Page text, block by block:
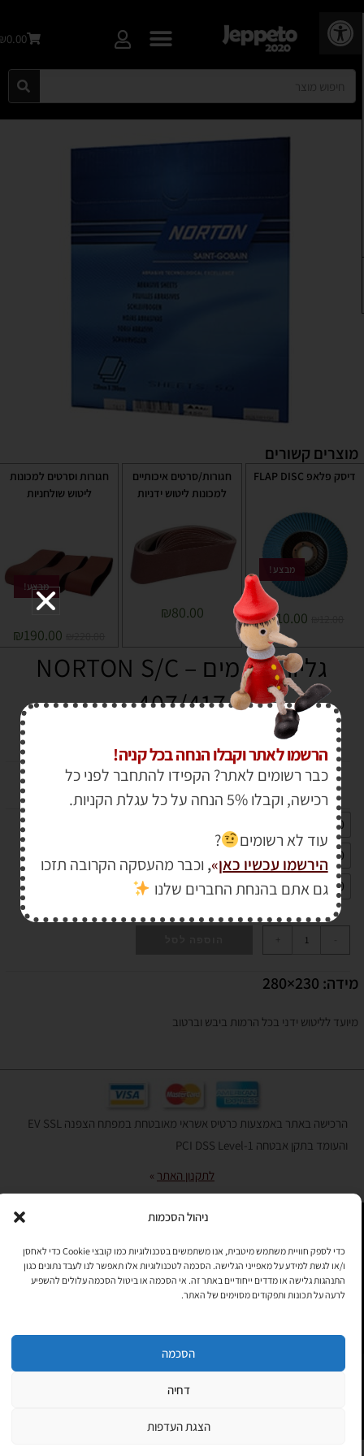
פתח סרגל נגישות
ניהול הסכמות
כדי לספק חוויית משתמש מיטבית, אנו משתמשים בטכנולוגיות כמו קובצי Cookie כדי לאחסן
ו/או לגשת למידע על מאפייני הגלישה. הסכמה לטכנולוגיות אלו תאפשר לנו לעבד נתונים כגון
התנהגות גלישה או מדדים ייחודיים באתר זה. אי הסכמה או ביטול הסכמה עלולים להשפיע
לרעה על תכונות ותפקודים מסוימים של האתר.
הסכמה
דחיה
הצגת העדפות
₪0.00
מוצרים קשורים
דיסק פלאפ FLAP DISC
מבצע!
₪10.00
חגורות/סרטים איכותיים
למכונות ליטוש ידניות
₪80.00
חגורות וסרטים למכונות
ליטוש שולחניות
מבצע!
₪190.00
גליון נייר מים – NORTON S/C
407/417
₪ 10.00
גרעין נייר מים
1000
2000
500
600
800
+
מידה: 230×280
מיועד לליטוש ידני בכל הרמות ביבש וברטוב
הרכישה באתר באמצעות כרטיס אשראי מאובטחת במפתח הצפנה EV SSL
והעומד בתקן אבטחה PCI DSS Level-1
לתקנון האתר»
תהיו בקשר
רוצים לקבל מידי פעם מידע? מקסימום פעם בחודש. בלי פרסומות ובלי
להטריד. רק טיפים לשימושכם, מידע על דברים חדשים בחנות, מבצעים
וכדומה. מוזמנים להקליד את כתובת המייל שלכם:
Copyright © All rights ReservedJEPPETO 2020
PushUp | Digital Marketing
לחנות »
הרשמו לאתר וקבלו הנחה בכל קניה!
כבר רשומים לאתר? הקפידו להתחבר לפני כל
רכישה, וקבלו 5% הנחה על כל עגלת הקניות.
עוד לא רשומים
?
הירשמו עכשיו כאן»
, וכבר מהעסקה הקרובה תזכו
גם אתם בהנחת החברים שלנו